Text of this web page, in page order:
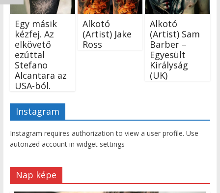
Egy másik
kézfej. Az
elkövető
ezúttal
Stefano
Alcantara az
USA-ból.
Alkotó
(Artist) Jake
Ross
Alkotó
(Artist) Sam
Barber –
Egyesült
Királyság
(UK)
Instagram
Instagram requires authorization to view a user profile. Use
autorized account in widget settings
Nap képe